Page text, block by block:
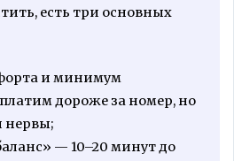
есть три основных
и минимум
дороже за номер, но
нервы;
— 10–20 минут до